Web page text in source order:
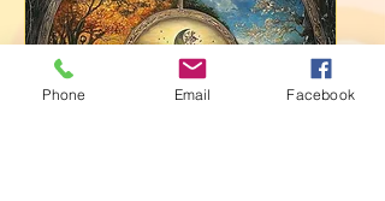
Phone Email Facebook